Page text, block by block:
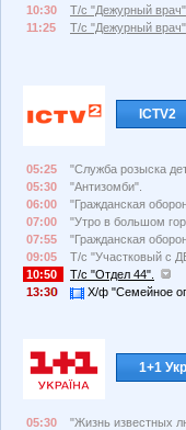
10:30
Т/с "Дежурный
11:25
Т/с "Дежурный
ICTV2
05:25
"Служба розыска
05:30
"Антизомби".
06:00
"Гражданская
07:00
"Утро в большом
07:55
"Гражданская
09:05
Т/с "Участковый с
10:50
Т/с "Отдел 44".
13:3
Х/ф "Семейное
1+1
05:30
"Жизнь известных